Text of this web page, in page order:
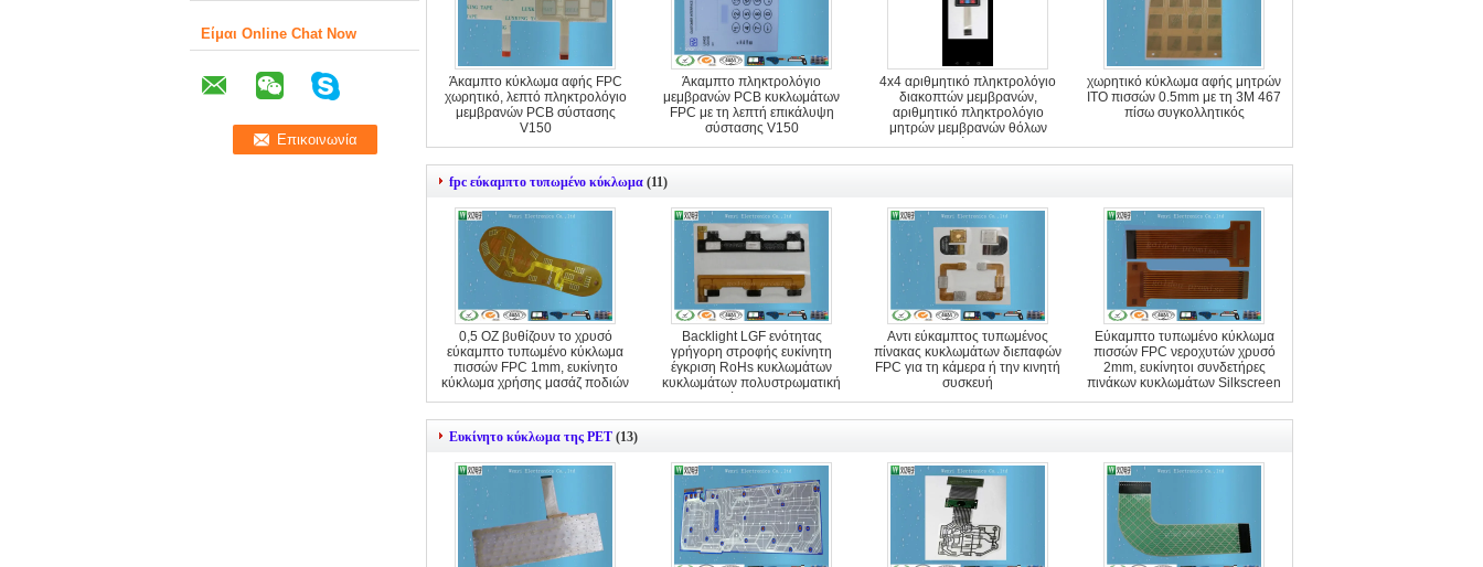
Είμαι Online Chat Now
Άκαμπτο κύκλωμα αφής FPC
χωρητικό, λεπτό πληκτρολόγιο
μεμβρανών PCB σύστασης
V150
Άκαμπτο πληκτρολόγιο
μεμβρανών PCB κυκλωμάτων
FPC με τη λεπτή επικάλυψη
σύστασης V150
4x4 αριθμητικό πληκτρολόγιο
διακοπτών μεμβρανών,
αριθμητικό πληκτρολόγιο
μητρών μεμβρανών θόλων
μετάλλων
χωρητικό κύκλωμα αφής μητρών
ITO πισσών 0.5mm με τη 3M 467
πίσω συγκολλητικός
fpc εύκαμπτο τυπωμένο κύκλωμα (11)
0,5 OZ βυθίζουν το χρυσό
εύκαμπτο τυπωμένο κύκλωμα
πισσών FPC 1mm, ευκίνητο
κύκλωμα χρήσης μασάζ ποδιών
Backlight LGF ενότητας
γρήγορη στροφής ευκίνητη
έγκριση RoHs κυκλωμάτων
κυκλωμάτων πολυστρωματική
εύκαμπτη
Αντι εύκαμπτος τυπωμένος
πίνακας κυκλωμάτων διεπαφών
FPC για τη κάμερα ή την κινητή
συσκευή
Εύκαμπτο τυπωμένο κύκλωμα
πισσών FPC νεροχυτών χρυσό
2mm, ευκίνητοι συνδετήρες
πινάκων κυκλωμάτων Silkscreen
Ευκίνητο κύκλωμα της PET (13)